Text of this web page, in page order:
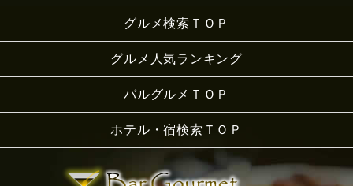
グルメ検索ＴＯＰ
グルメ人気ランキング
バルグルメＴＯＰ
ホテル・宿検索ＴＯＰ